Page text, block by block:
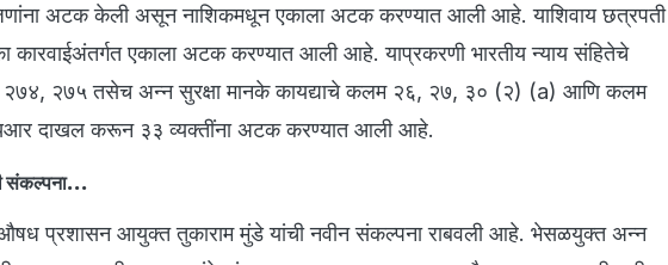
अटक केली असून नाशिकमधून एकाला अटक करण्यात आली आहे. याशिवाय छत्रपती
कारवाईअंतर्गत एकाला अटक करण्यात आली आहे. याप्रकरणी भारतीय न्याय संहितेचे
२७५ तसेच अन्न सुरक्षा मानके कायद्याचे कलम २६, २७, ३० (२) (a) आणि कलम
दाखल करून ३३ व्यक्तींना अटक करण्यात आली आहे.
संकल्पना...
औषध प्रशासन आयुक्त तुकाराम मुंडे यांची नवीन संकल्पना राबवली आहे. भेसळयुक्त अन्न